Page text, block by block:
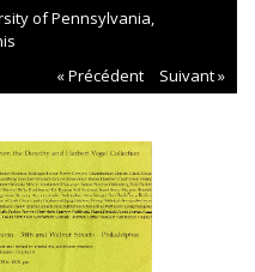
of Pennsylvania,
« Précédent
Suivant »